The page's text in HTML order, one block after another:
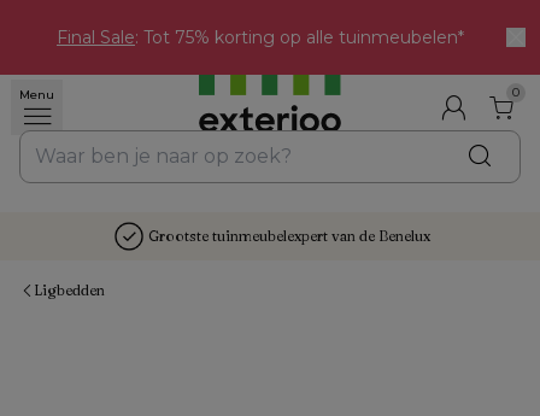
Final Sale: Tot 75% korting op alle tuinmeubelen*
Menu 0
Grootste tuinmeubelexpert van de Benelux
Ligbedden